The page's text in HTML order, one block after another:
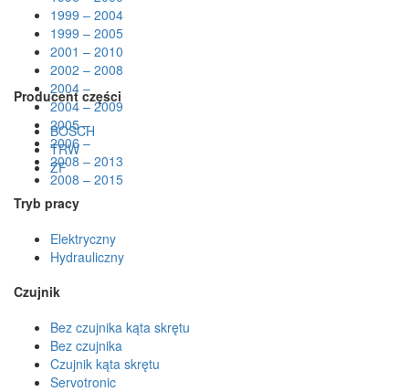
1999 – 2004
1999 – 2005
2001 – 2010
2002 – 2008
2004 –
2004 – 2009
2005 –
2006 –
2008 – 2013
2008 – 2015
Producent części
BOSCH
TRW
ZF
Tryb pracy
Elektryczny
Hydrauliczny
Czujnik
Bez czujnika kąta skrętu
Bez czujnika
Czujnik kąta skrętu
Servotronic